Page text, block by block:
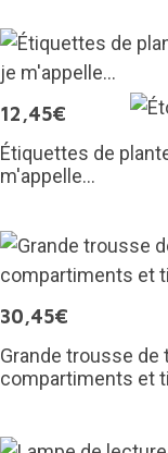
12,45€
Étiquettes de
m'appelle...
30,45€
Grande trousse de
compartiments et